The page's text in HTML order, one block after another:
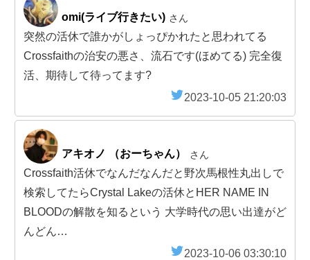
omi(ライブ行きたい) さん
突然の活休で誰かがしょっぴかれたと思われてる
Crossfaithの治安の悪さ、流石です(ほめてる) 完全復
活、期待して待ってます?
2023-10-05 21:20:03
アキオノ （おーちゃん） さん
Crossfaith活休でなんだなんだと野次馬根性丸出しで
検索してたらCrystal Lakeの活休とHER NAME IN
BLOODの解散を知るという 大学時代の思い出達がど
んどん…
2023-10-06 03:30:10